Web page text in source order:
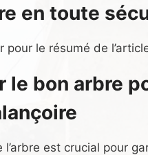
en toute
pour le résumé de
le bon arbre
l’arbre est crucial pour